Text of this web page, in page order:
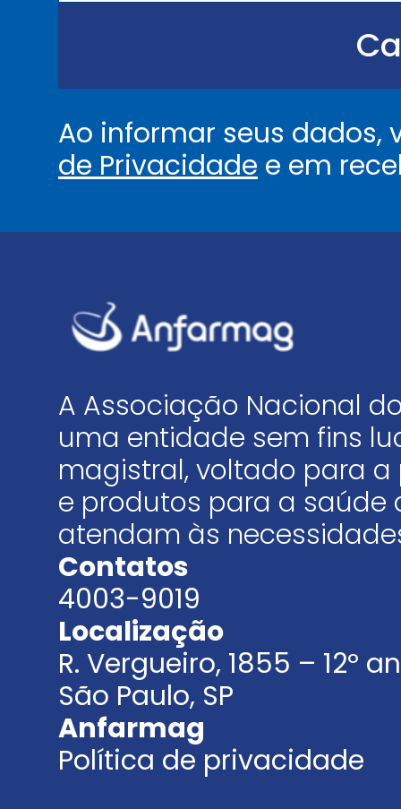
.
Ao informar seus
de Privacidade e em
A Associação Nacional
uma entidade sem fins
magistral, voltado para
e produtos para a saúde
atendam às
Contatos
4003-9019
Localização
R. Vergueiro, 1855 – 12º
São Paulo, SP
Anfarmag
Política de privacidade